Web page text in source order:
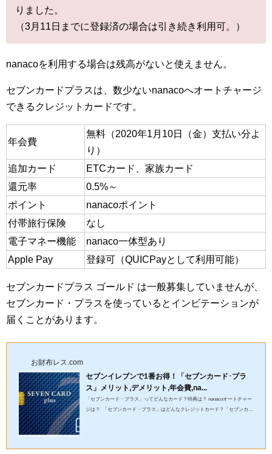
りました。
（3月11日までに登録済の場合は引き続き利用可。）
nanacoを利用する場合は残高がないと使えません。
セブンカードプラスは、数少ないnanacoへオートチャージ
できるクレジットカードです。
年会費
無料（2020年1月10日（金）支払い分よ
り）
追加カード
ETCカード、家族カード
還元率
0.5%～
ポイント
nanacoポイント
付帯旅行保険
なし
電子マネー機能
nanaco一体型あり
Apple Pay
登録可（QUICPayとして利用可能）
セブンカードプラス ゴールド は一般募集していませんが、
セブンカード・プラスを使っているとインビテーションが
届くことがあります。
お財布レス.com
セブンイレブンで1番お得！「セブンカード･プラ
ス」メリット,デメリット,年会費,na...
「セブンカード・プラス」ってどんなカード？特典は？ nanacoオートチャー
ジは？ 「セブンカード・プラス」はどんなクレジットカード？「セブンカー